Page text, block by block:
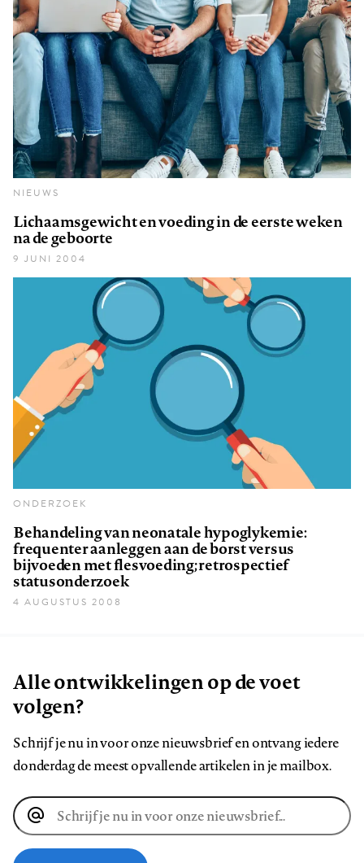
NIEUWS
Lichaamsgewicht en voeding in de eerste weken
na de geboorte
9 JUNI 2004
ONDERZOEK
Behandeling van neonatale hypoglykemie:
frequenter aanleggen aan de borst versus
bijvoeden met flesvoeding; retrospectief
statusonderzoek
4 AUGUSTUS 2008
Alle ontwikkelingen op de voet
volgen?
Schrijf je nu in voor onze nieuwsbrief en ontvang iedere
donderdag de meest opvallende artikelen in je mailbox.
E-
mailadres